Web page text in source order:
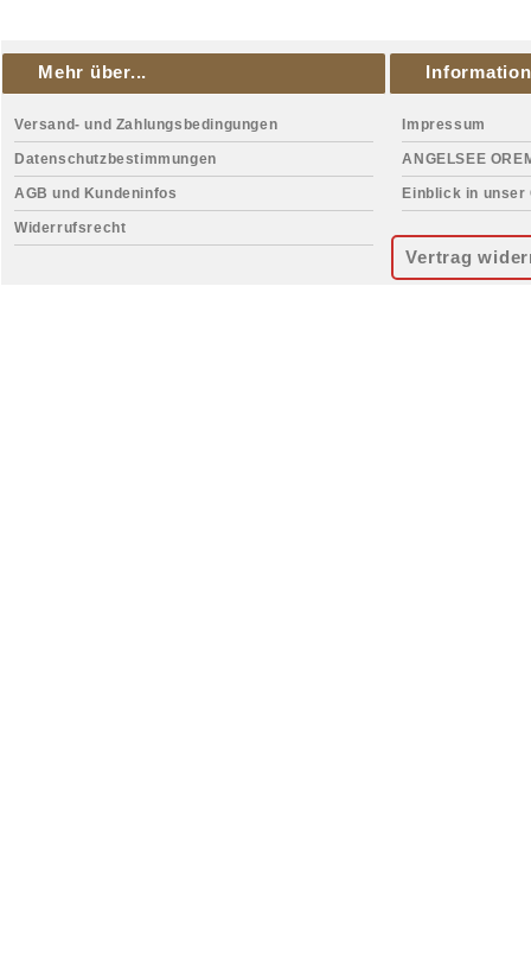
Mehr über...
Versand- und Zahlungsbedingungen
Datenschutzbestimmungen
AGB und Kundeninfos
Widerrufsrecht
Impressum
ANGELSEE
Einblick in unser
Vertrag